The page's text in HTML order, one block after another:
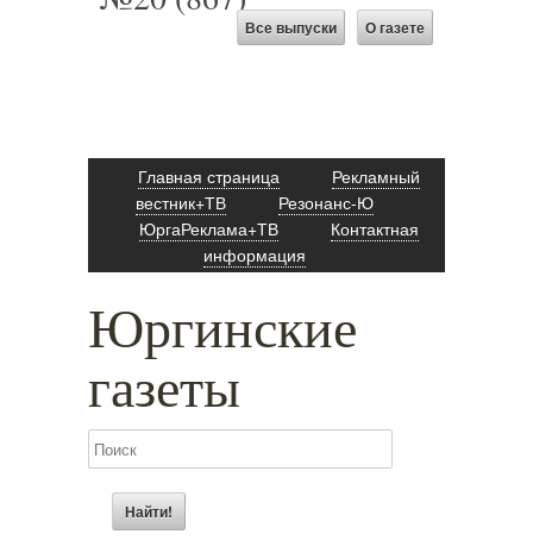
О газете
Все выпуски